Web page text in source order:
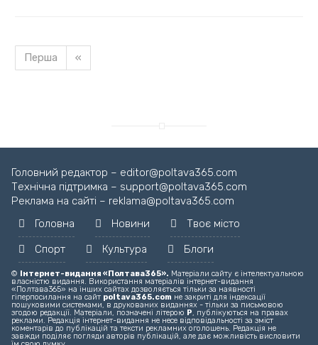
Перша «
Завантажуємо новину...
Головний редактор – editor@poltava365.com
Технічна підтримка – support@poltava365.com
Реклама на сайті – reklama@poltava365.com
Головна
Новини
Твоє місто